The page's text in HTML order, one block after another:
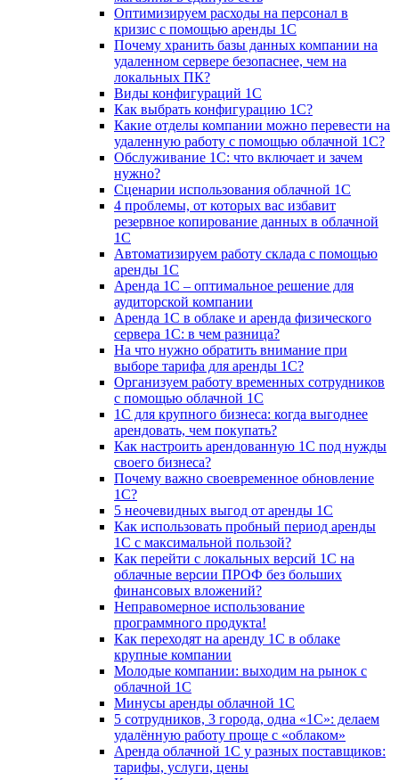
Оптимизируем расходы на персонал в
кризис с помощью аренды 1С
Почему хранить базы данных компании на
удаленном сервере безопаснее, чем на
локальных ПК?
Виды конфигураций 1С
Как выбрать конфигурацию 1С?
Какие отделы компании можно перевести на
удаленную работу с помощью облачной 1С?
Обслуживание 1С: что включает и зачем
нужно?
Сценарии использования облачной 1С
4 проблемы, от которых вас избавит
резервное копирование данных в облачной
1С
Автоматизируем работу склада с помощью
аренды 1С
Аренда 1С – оптимальное решение для
аудиторской компании
Аренда 1С в облаке и аренда физического
сервера 1С: в чем разница?
На что нужно обратить внимание при
выборе тарифа для аренды 1С?
Организуем работу временных сотрудников
с помощью облачной 1С
1С для крупного бизнеса: когда выгоднее
арендовать, чем покупать?
Как настроить арендованную 1С под нужды
своего бизнеса?
Почему важно своевременное обновление
1С?
5 неочевидных выгод от аренды 1С
Как использовать пробный период аренды
1С с максимальной пользой?
Как перейти с локальных версий 1С на
облачные версии ПРОФ без больших
финансовых вложений?
Неправомерное использование
программного продукта!
Как переходят на аренду 1С в облаке
крупные компании
Молодые компании: выходим на рынок с
облачной 1С
Минусы аренды облачной 1С
5 сотрудников, 3 города, одна «1С»: делаем
удалённую работу проще с «облаком»
Аренда облачной 1С у разных поставщиков:
тарифы, услуги, цены